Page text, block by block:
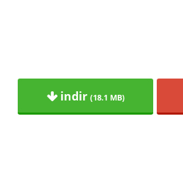
indir (18.1 MB)